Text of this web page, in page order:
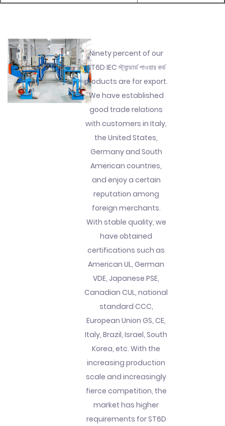
Ninety percent of our
ST6D IEC স্ট্যান্ডার্ড পাওয়ার কর্ড
products are for export.
We have established
good trade relations
with customers in Italy,
the United States,
Germany and South
American countries,
and enjoy a certain
reputation among
foreign merchants.
With stable quality, we
have obtained
certifications such as
American UL, German
VDE, Japanese PSE,
Canadian CUL, national
standard CCC,
European Union GS, CE,
Italy, Brazil, Israel, South
Korea, etc. With the
increasing production
scale and increasingly
fierce competition, the
market has higher
requirements for ST6D